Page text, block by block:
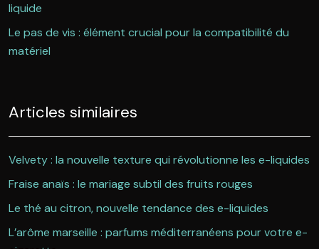
liquide
Le pas de vis : élément crucial pour la compatibilité du
matériel
Articles similaires
Velvety : la nouvelle texture qui révolutionne les e-liquides
Fraise anaïs : le mariage subtil des fruits rouges
Le thé au citron, nouvelle tendance des e-liquides
L’arôme marseille : parfums méditerranéens pour votre e-